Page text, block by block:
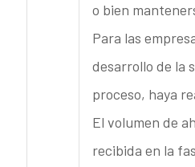
o bien
Para las
desarrollo de la
proceso, haya
El volumen de
recibida en la